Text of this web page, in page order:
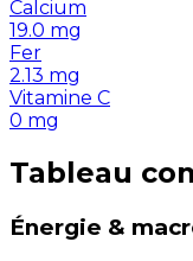
Calcium
19.0 mg
Fer
2.13 mg
Vitamine C
0 mg
Tableau
Énergie &